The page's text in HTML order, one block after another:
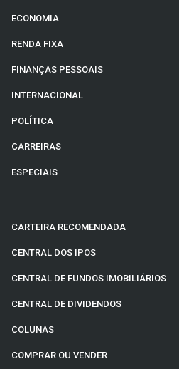
ECONOMIA
RENDA FIXA
FINANÇAS PESSOAIS
INTERNACIONAL
POLÍTICA
CARREIRAS
ESPECIAIS
CARTEIRA RECOMENDADA
CENTRAL DOS IPOS
CENTRAL DE FUNDOS IMOBILIÁRIOS
CENTRAL DE DIVIDENDOS
COLUNAS
COMPRAR OU VENDER